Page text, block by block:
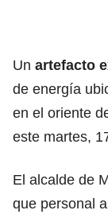
Un artefacto
de energía
en el oriente
este martes,
El alcalde de
que personal